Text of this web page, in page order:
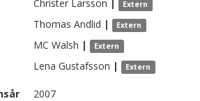
Christer Larsson | Extern
Thomas Andlid | Extern
MC Walsh | Extern
Lena Gustafsson | Extern
2007